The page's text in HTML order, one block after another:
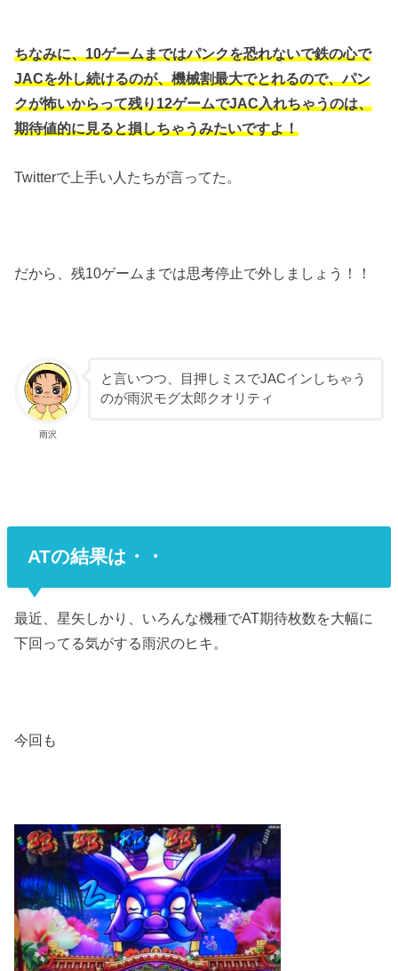
ちなみに、10ゲームまではパンクを恐れないで鉄の心で
JACを外し続けるのが、機械割最大でとれるので、パン
クが怖いからって残り12ゲームでJAC入れちゃうのは、
期待値的に見ると損しちゃうみたいですよ！
Twitterで上手い人たちが言ってた。
だから、残10ゲームまでは思考停止で外しましょう！！
雨沢
と言いつつ、目押しミスでJACインしちゃう
のが雨沢モグ太郎クオリティ
ATの結果は・・
最近、星矢しかり、いろんな機種でAT期待枚数を大幅に
下回ってる気がする雨沢のヒキ。
今回も